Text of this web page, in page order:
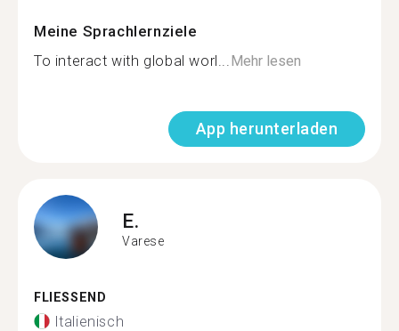
Meine Sprachlernziele
To interact with global worl...Mehr lesen
App herunterladen
E.
Varese
FLIESSEND
Italienisch